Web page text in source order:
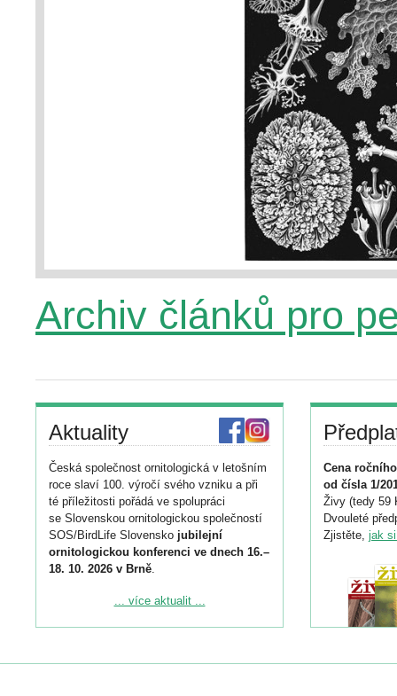
Archiv článků pro
Aktuality
Česká společnost ornitologická v letošním
roce slaví 100. výročí svého vzniku a při
té příležitosti pořádá ve spolupráci
se Slovenskou ornitologickou společností
SOS/BirdLife Slovensko jubilejní
ornitologickou konferenci ve dnech 16.–
18. 10. 2026 v Brně.
Podrobnější informace ke konferenci
Registrovat se můžete do 6. září.
... více aktualit ...
Cena
od čísla 1/
Živy (tedy 59
Dvouleté
Zjistěte, jak